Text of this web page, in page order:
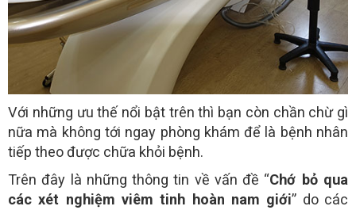
Với những ưu thế nổi bật trên thì bạn còn chần chừ gì
nữa mà không tới ngay phòng khám để là bệnh nhân
tiếp theo được chữa khỏi bệnh.
Trên đây là những thông tin về vấn đề “Chớ bỏ qua
các xét nghiệm viêm tinh hoàn nam giới” do các